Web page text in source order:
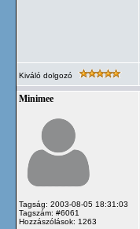
Kiváló dolgozó
Minimee
Tagság: 2003-08-05 18:31:03
Tagszám: #6061
Hozzászólások: 1263